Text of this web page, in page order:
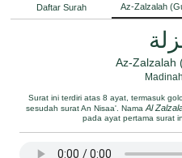
Daftar Surah Az-Zalzalah
Az-Zalzalah
Surat ini terdiri atas 8 ayat, termasuk
sesudah surat An Nisaa'. NamaAl
pada ayat pertama surat